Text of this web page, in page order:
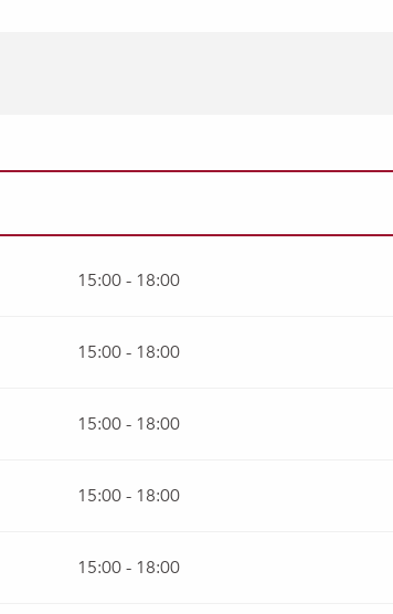
15:00 - 18:00
15:00 - 18:00
15:00 - 18:00
15:00 - 18:00
15:00 - 18:00